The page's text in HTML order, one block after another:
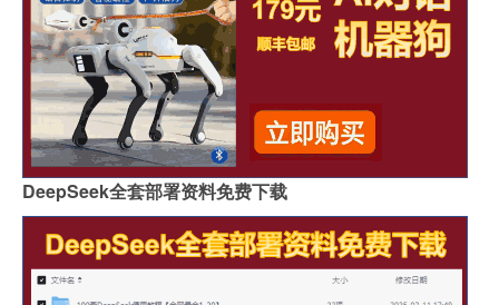
DeepSeek全套部署资料免费下载